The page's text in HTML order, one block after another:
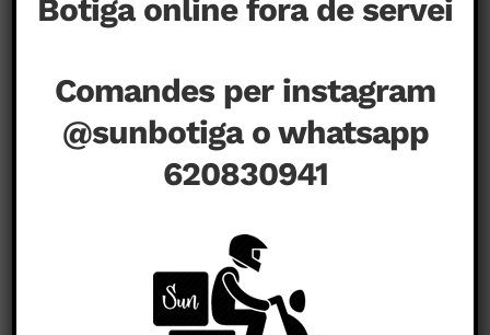
Botiga online fora de servei
Comandes per instagram
@sunbotiga o whatsapp
620830941